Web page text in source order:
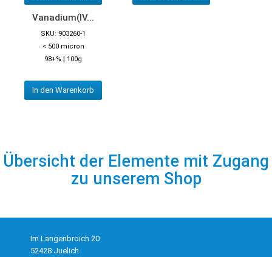
Vanadium(IV...
SKU: 903260-1
< 500 micron
98+% | 100g
In den Warenkorb
Übersicht der Elemente mit Zugang
zu unserem Shop
Im Langenbroich 20
52428 Juelich